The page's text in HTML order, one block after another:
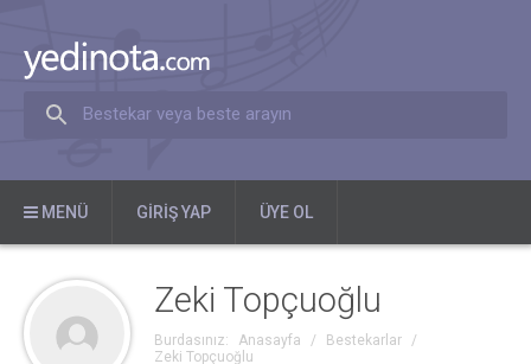
Bestekar veya beste arayın
MENÜ GIRIŞ YAP ÜYE OL
Zeki Topçuoğlu
Burdasınız: Anasayfa / Bestekarlar
/
Zeki Topçuoğlu